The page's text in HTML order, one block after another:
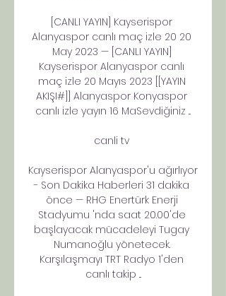
[CANLI YAYIN] Kayserispor
Alanyaspor canlı maç izle 20 20
May 2023 — [CANLI YAYIN]
Kayserispor Alanyaspor canlı
maç izle 20 Mayıs 2023 [[YAYIN
AKIŞI#]] Alanyaspor Konyaspor
canlı izle yayın 16 MaSevdiğiniz ...
canli tv
Kayserispor Alanyaspor'u ağırlıyor
- Son Dakika Haberleri 31 dakika
önce — RHG Enertürk Enerji
Stadyumu 'nda saat 20.00'de
başlayacak mücadeleyi Tugay
Numanoğlu yönetecek.
Karşılaşmayı TRT Radyo 1'den
canlı takip ...